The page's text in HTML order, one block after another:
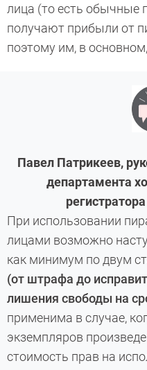
лица (то есть обычные
получают прибыли от
поэтому им, в
Павел Патрикеев,
департамента
При использовании
лицами возможно
как минимум по двум
(от штрафа до
лишения свободы на
применима в случае,
экземпляров
стоимость прав на